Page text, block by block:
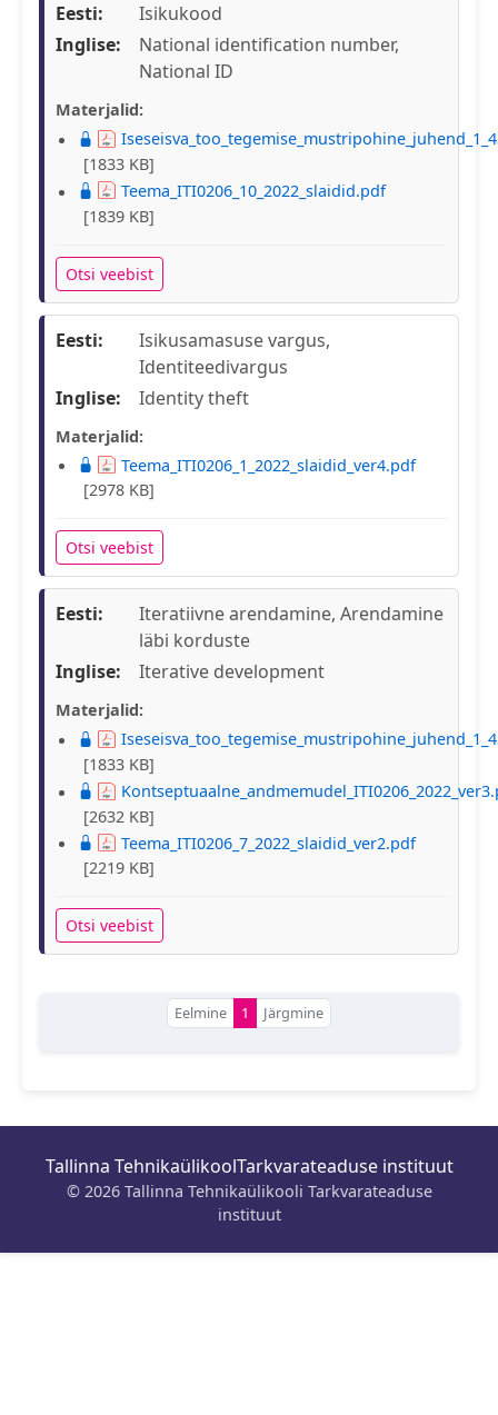
Eesti:
Isikukood
Inglise:
National identification number,
National ID
Materjalid:
[1833 KB]
Teema_ITI0206_10_2022_slaidid.pdf
[1839 KB]
Otsi veebist
Eesti:
Isikusamasuse vargus,
Identiteedivargus
Inglise:
Identity theft
Materjalid:
Teema_ITI0206_1_2022_slaidid_ver4.pdf
[2978 KB]
Otsi veebist
Eesti:
Iteratiivne arendamine, Arendamine
läbi korduste
Inglise:
Iterative development
Materjalid:
[1833 KB]
[2632 KB]
Teema_ITI0206_7_2022_slaidid_ver2.pdf
[2219 KB]
Otsi veebist
Eelmine 1 Järgmine
Tallinna TehnikaülikoolTarkvarateaduse instituut
© 2026 Tallinna Tehnikaülikooli Tarkvarateaduse
instituut